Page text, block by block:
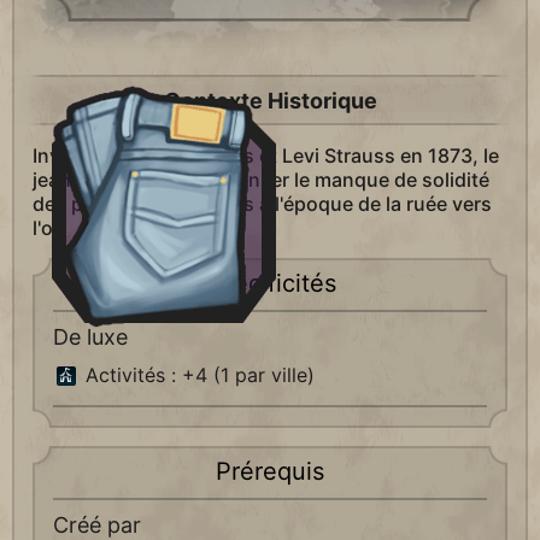
Contexte Historique
Inventé par Jacob Davis et Levi Strauss en 1873, le
jean est né pour compenser le manque de solidité
des pantalons existants à l'époque de la ruée vers
l'or.
Spécificités
De luxe
Activités : +4 (1 par ville)
Prérequis
Créé par